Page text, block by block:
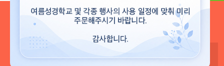
로그인 하시면 보유 캐쉬 확